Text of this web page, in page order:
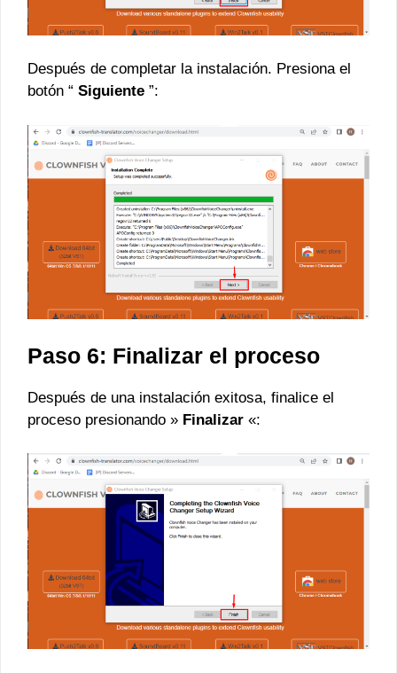
Después de completar la instalación. Presiona el
botón “ Siguiente ”:
Paso 6: Finalizar el proceso
Después de una instalación exitosa, finalice el
proceso presionando » Finalizar «: